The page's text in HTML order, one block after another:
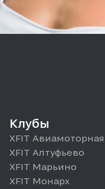
Клубы
XFIT Авиамоторная
XFIT Алтуфьево
XFIT Марьино
XFIT Монарх